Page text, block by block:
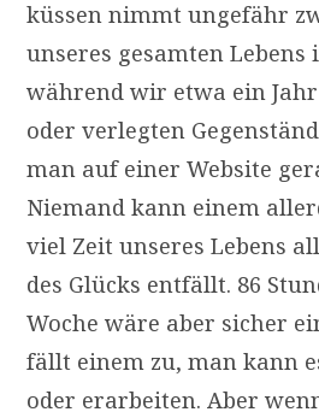
küssen nimmt ungefähr
unseres gesamten Lebens
während wir etwa ein
oder verlegten
man auf einer Website
Niemand kann einem
viel Zeit unseres Lebens
des Glücks entfällt. 86
Woche wäre aber sicher
fällt einem zu, man kann
oder erarbeiten. Aber